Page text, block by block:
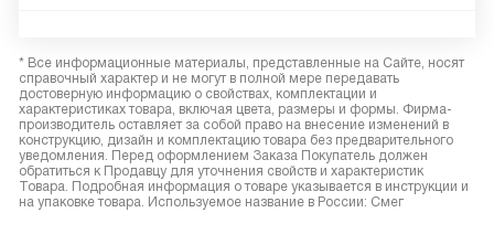
* Все информационные материалы, представленные на Сайте, носят
справочный характер и не могут в полной мере передавать
достоверную информацию о свойствах, комплектации и
характеристиках товара, включая цвета, размеры и формы. Фирма-
производитель оставляет за собой право на внесение изменений в
конструкцию, дизайн и комплектацию товара без предварительного
уведомления. Перед оформлением Заказа Покупатель должен
обратиться к Продавцу для уточнения свойств и характеристик
Товара. Подробная информация о товаре указывается в инструкции и
на упаковке товара. Используемое название в России: Смег